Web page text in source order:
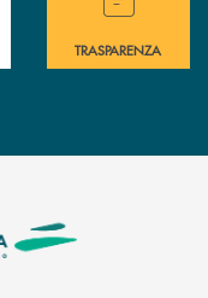
TRASPARENZA